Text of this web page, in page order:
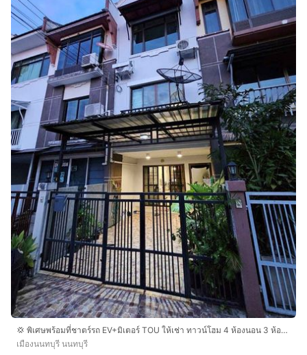
💢 พิเศษพร้อมที่ชาตร์รถ EV+มิเตอร์ TOU ให้เช่า ทาวน์โฮม 4 ห้องนอน 3 ห้องน้ำ มบ.เปี่ยมสุข รัตนาธิเบศร์ 17ใกล้ Central Northville
เมืองนนทบุรี นนทบุรี